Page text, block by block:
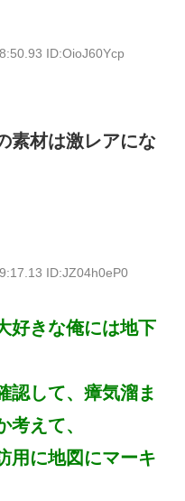
ID:OioJ60Ycp
素材は激レアにな
ID:JZ04h0eP0
好きな俺には地下
認して、瘴気溜ま
考えて、
用に地図にマーキ